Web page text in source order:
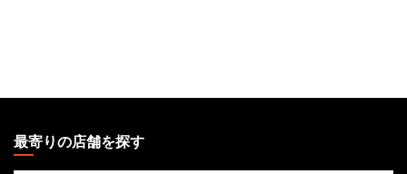
THE
GATHERING
最寄りの店舗を探す